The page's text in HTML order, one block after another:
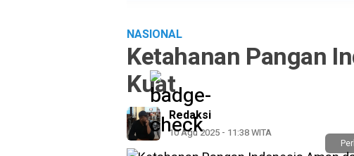
NASIONAL
Ketahanan Pangan
Kuat
Redaksi
10 Agu 2025 - 11:38 WITA